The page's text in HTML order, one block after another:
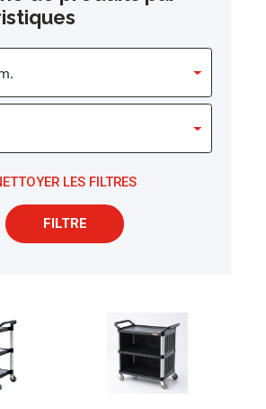
LES FILTRES
FILTRE